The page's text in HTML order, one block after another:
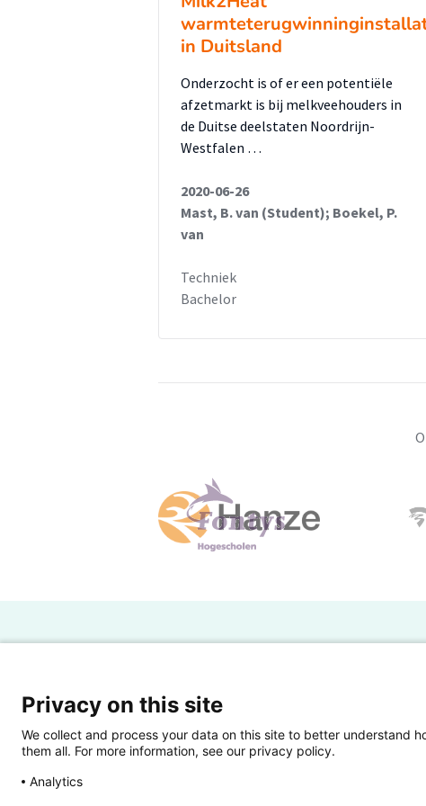
in Duitsland
Onderzocht is of er een potentiële
afzetmarkt is bij melkveehouders in
de Duitse deelstaten Noordrijn-
Westfalen …
2020-06-26
Mast, B. van (Student); Boekel, P.
van
Techniek
Bachelor
Powered by SURF
Privacy on this site
We collect and process your data on this site to better understand
them all. For more information, see our privacy policy.
Analytics